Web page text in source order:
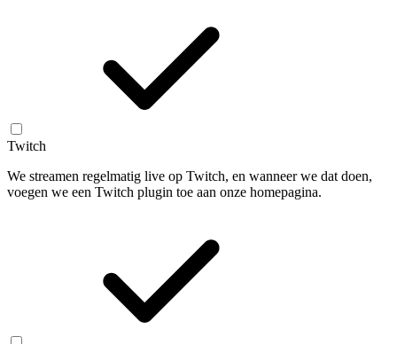
Twitch
We streamen regelmatig live op Twitch, en wanneer we dat doen,
voegen we een Twitch plugin toe aan onze homepagina.